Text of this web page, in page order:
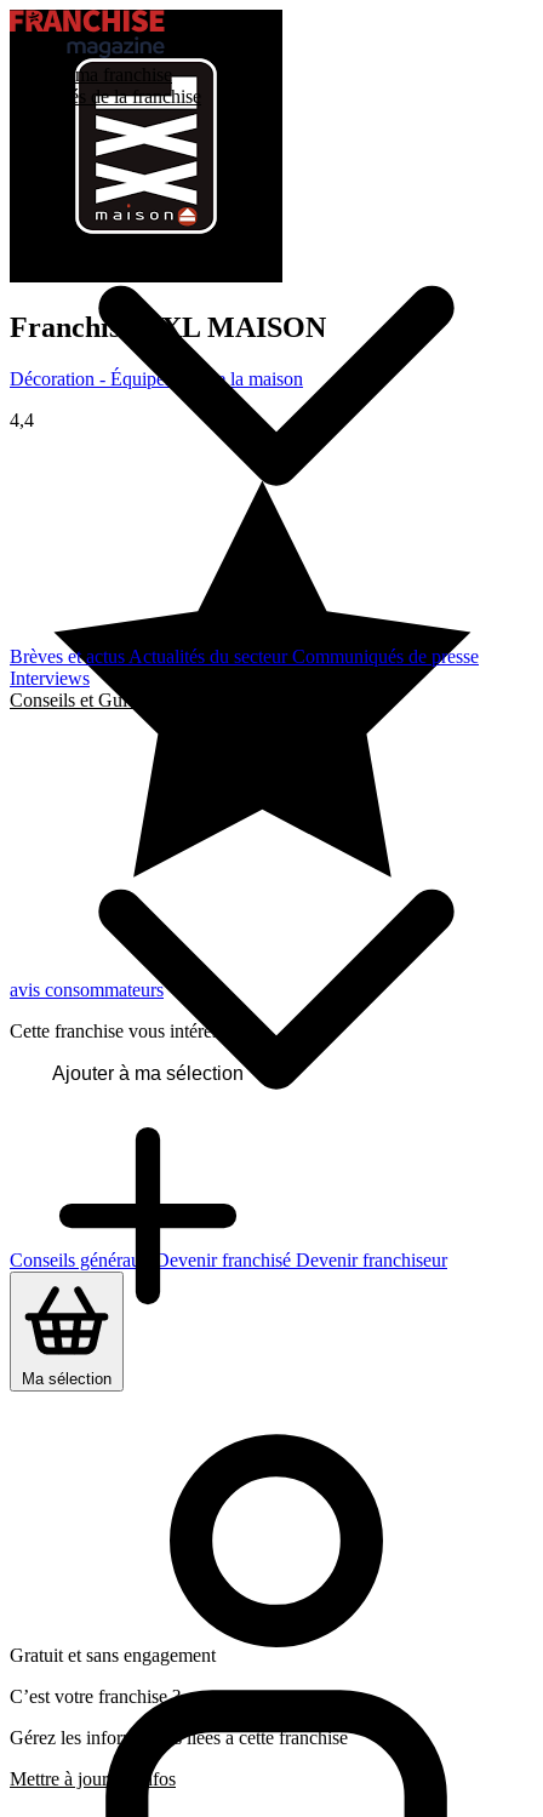
Trouver ma franchise
Actualités de la franchise
Brèves et actus Actualités du secteurCommuniqués de presse
Interviews
Conseils et Guides
Conseils généraux Devenir franchisé Devenir franchiseur
Ma sélection
Franchise XXL MAISON
Décoration - Équipement de la maison
4,4
avis consommateurs
Cette franchise vous intéresse ?
Ajouter à ma sélection
Gratuit et sans engagement
C’est votre franchise ?
Gérez les informations liées a cette franchise
Mettre à jour les infos